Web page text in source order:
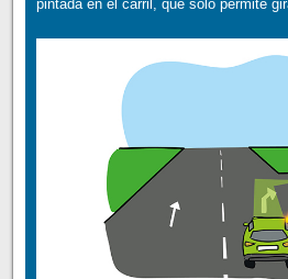
pintada en el carril, que sólo permite